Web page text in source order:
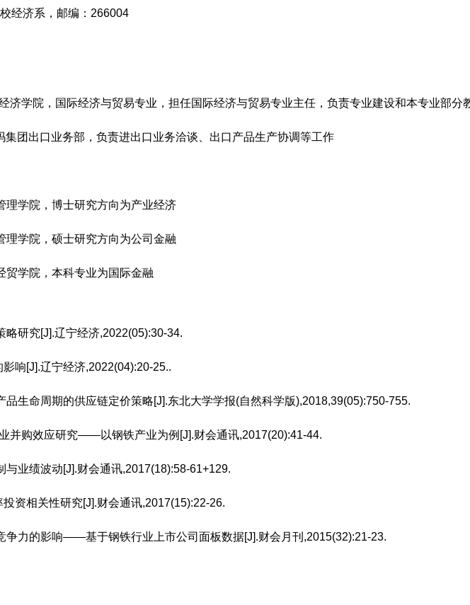
经济系，邮编：266004
济学院，国际经济与贸易专业，担任国际经济与贸易专业主任，负责专业建设和本专业部分
团出口业务部，负责进出口业务洽谈、出口产品生产协调等工作
理学院，博士研究方向为产业经济
理学院，硕士研究方向为公司金融
贸学院，本科专业为国际金融
研究[J].辽宁经济,2022(05):30-34.
响[J].辽宁经济,2022(04):20-25..
生命周期的供应链定价策略[J].东北大学学报(自然科学版),2018,39(05):750-755.
并购效应研究——以钢铁产业为例[J].财会通讯,2017(20):41-44.
业绩波动[J].财会通讯,2017(18):58-61+129.
资相关性研究[J].财会通讯,2017(15):22-26.
争力的影响——基于钢铁行业上市公司面板数据[J].财会月刊,2015(32):21-23.